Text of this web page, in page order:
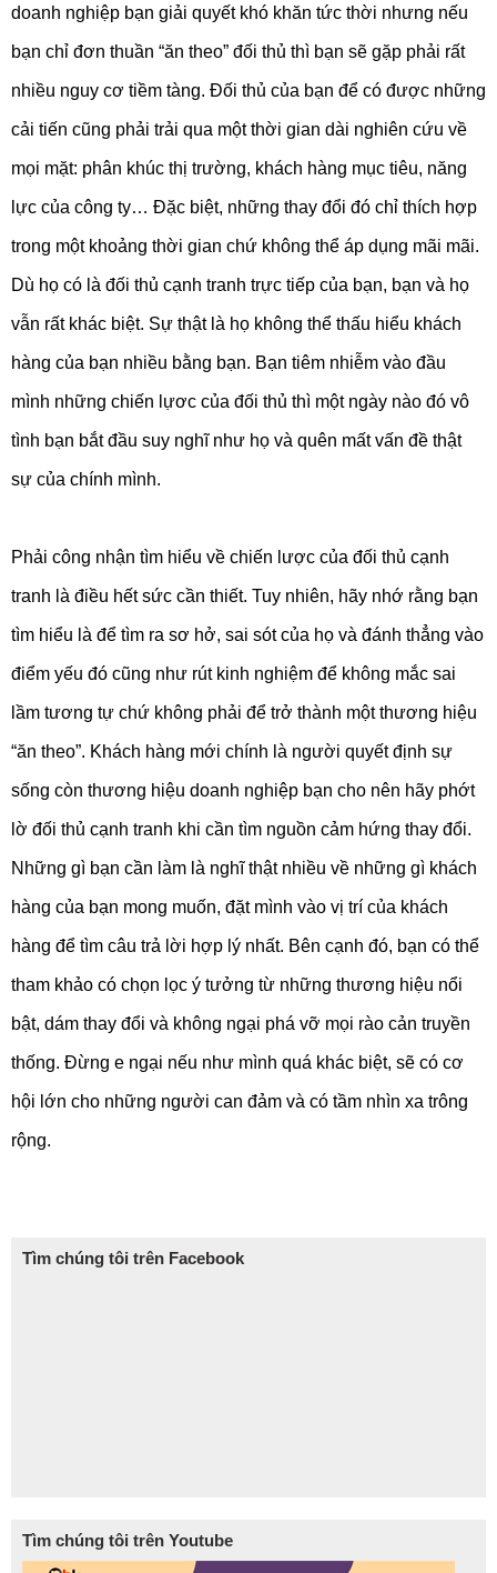
doanh nghiệp bạn giải quyết khó khăn tức thời nhưng nếu
bạn chỉ đơn thuần “ăn theo” đối thủ thì bạn sẽ gặp phải rất
nhiều nguy cơ tiềm tàng. Đối thủ của bạn để có được những
cải tiến cũng phải trải qua một thời gian dài nghiên cứu về
mọi mặt: phân khúc thị trường, khách hàng mục tiêu, năng
lực của công ty… Đặc biệt, những thay đổi đó chỉ thích hợp
trong một khoảng thời gian chứ không thể áp dụng mãi mãi.
Dù họ có là đối thủ cạnh tranh trực tiếp của bạn, bạn và họ
vẫn rất khác biệt. Sự thật là họ không thể thấu hiểu khách
hàng của bạn nhiều bằng bạn. Bạn tiêm nhiễm vào đầu
mình những chiến lựơc của đối thủ thì một ngày nào đó vô
tình bạn bắt đầu suy nghĩ như họ và quên mất vấn đề thật
sự của chính mình.
Phải công nhận tìm hiểu về chiến lược của đối thủ cạnh
tranh là điều hết sức cần thiết. Tuy nhiên, hãy nhớ rằng bạn
tìm hiểu là để tìm ra sơ hở, sai sót của họ và đánh thẳng vào
điểm yếu đó cũng như rút kinh nghiệm để không mắc sai
lầm tương tự chứ không phải để trở thành một thương hiệu
“ăn theo”. Khách hàng mới chính là người quyết định sự
sống còn thương hiệu doanh nghiệp bạn cho nên hãy phớt
lờ đối thủ cạnh tranh khi cần tìm nguồn cảm hứng thay đổi.
Những gì bạn cần làm là nghĩ thật nhiều về những gì khách
hàng của bạn mong muốn, đặt mình vào vị trí của khách
hàng để tìm câu trả lời hợp lý nhất. Bên cạnh đó, bạn có thể
tham khảo có chọn lọc ý tưởng từ những thương hiệu nổi
bật, dám thay đổi và không ngại phá vỡ mọi rào cản truyền
thống. Đừng e ngại nếu như mình quá khác biệt, sẽ có cơ
hội lớn cho những người can đảm và có tầm nhìn xa trông
rộng.
Tìm chúng tôi trên Facebook
Tìm chúng tôi trên Youtube